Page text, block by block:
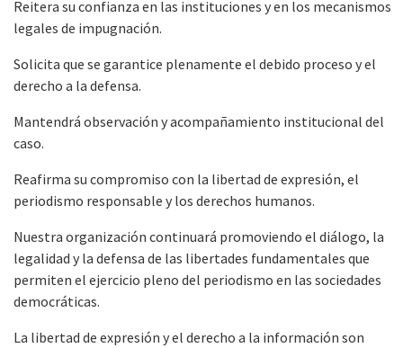
Reitera su confianza en las instituciones y en los mecanismos
legales de impugnación.
Solicita que se garantice plenamente el debido proceso y el
derecho a la defensa.
Mantendrá observación y acompañamiento institucional del
caso.
Reafirma su compromiso con la libertad de expresión, el
periodismo responsable y los derechos humanos.
Nuestra organización continuará promoviendo el diálogo, la
legalidad y la defensa de las libertades fundamentales que
permiten el ejercicio pleno del periodismo en las sociedades
democráticas.
La libertad de expresión y el derecho a la información son